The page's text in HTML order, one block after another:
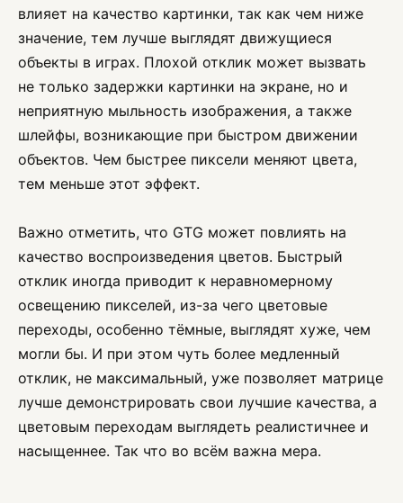
влияет на качество картинки, так как чем ниже
значение, тем лучше выглядят движущиеся
объекты в играх. Плохой отклик может вызвать
не только задержки картинки на экране, но и
неприятную мыльность изображения, а также
шлейфы, возникающие при быстром движении
объектов. Чем быстрее пиксели меняют цвета,
тем меньше этот эффект.
Важно отметить, что GTG может повлиять на
качество воспроизведения цветов. Быстрый
отклик иногда приводит к неравномерному
освещению пикселей, из-за чего цветовые
переходы, особенно тёмные, выглядят хуже, чем
могли бы. И при этом чуть более медленный
отклик, не максимальный, уже позволяет матрице
лучше демонстрировать свои лучшие качества, а
цветовым переходам выглядеть реалистичнее и
насыщеннее. Так что во всём важна мера.